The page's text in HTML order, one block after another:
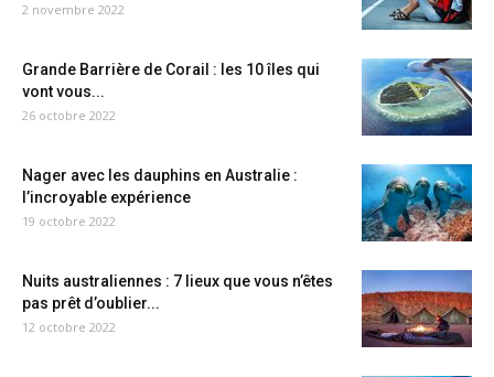
2 novembre 2022
Grande Barrière de Corail : les 10 îles qui
vont vous...
26 octobre 2022
Nager avec les dauphins en Australie :
l’incroyable expérience
19 octobre 2022
Nuits australiennes : 7 lieux que vous n’êtes
pas prêt d’oublier...
12 octobre 2022